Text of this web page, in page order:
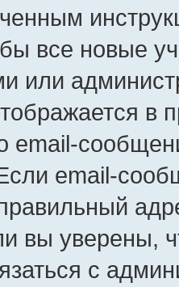
все новые
или
в
email-
email-
вы уверены,
с